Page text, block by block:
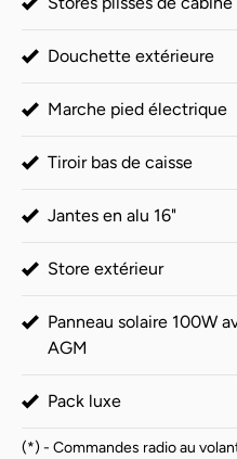
Douchette extérieure
Marche pied électrique
Tiroir bas de caisse
Jantes en alu 16"
Store extérieur
Panneau solaire 100W
AGM
Pack luxe
(*) - Commandes radio au